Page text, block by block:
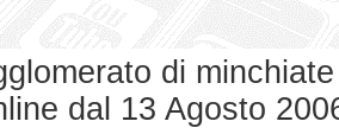
di
dal 13 Agosto